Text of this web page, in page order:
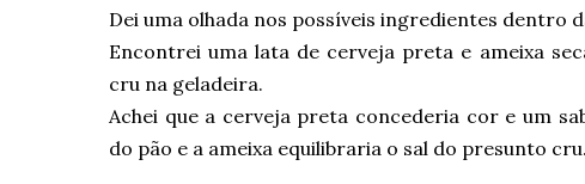
Dei uma olhada nos possíveis ingredientes dentro
Encontrei uma lata de cerveja preta e ameixa
cru na geladeira.
Achei que a cerveja preta concederia cor e um
do pão e a ameixa equilibraria o sal do presunto cru.